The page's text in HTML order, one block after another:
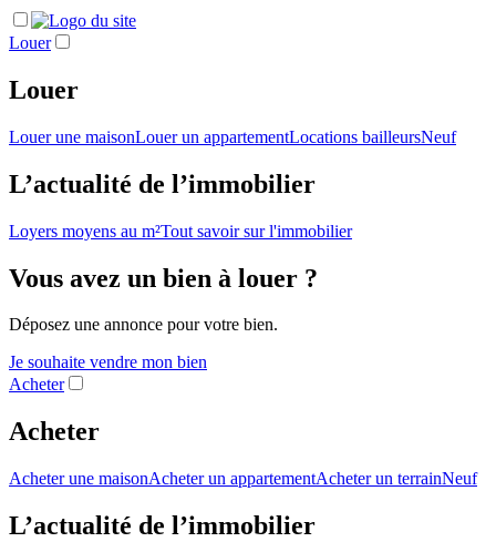
Louer
Louer
Louer une maisonLouer un appartementLocations bailleursNeuf
L’actualité de l’immobilier
Loyers moyens au m²Tout savoir sur l'immobilier
Vous avez un bien à louer ?
Déposez une annonce pour votre bien.
Je souhaite vendre mon bien
Acheter
Acheter
Acheter une maisonAcheter un appartementAcheter un terrainNeuf
L’actualité de l’immobilier